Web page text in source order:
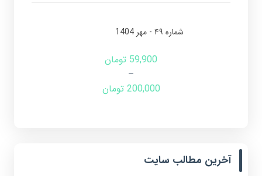
شماره ۴۹ - مهر 1404
59,900 تومان
–
200,000 تومان
آخرین مطالب سایت